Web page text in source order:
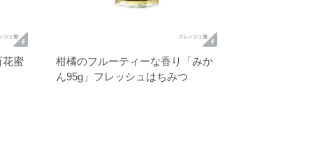
花蜜
柑橘のフルーティーな香り「みか
ん95g」フレッシュはちみつ